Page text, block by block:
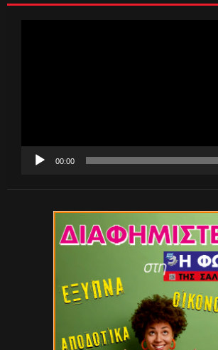
00:00